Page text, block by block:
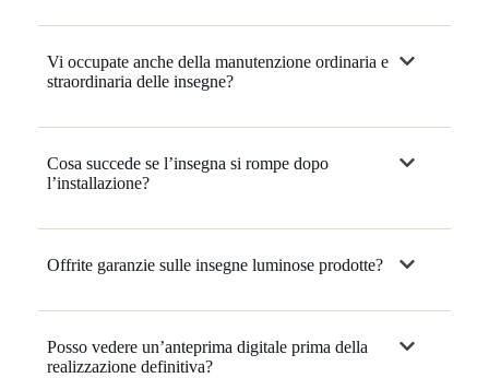
Vi occupate anche della manutenzione ordinaria e
straordinaria delle insegne?
Cosa succede se l’insegna si rompe dopo
l’installazione?
Offrite garanzie sulle insegne luminose prodotte?
Posso vedere un’anteprima digitale prima della
realizzazione definitiva?